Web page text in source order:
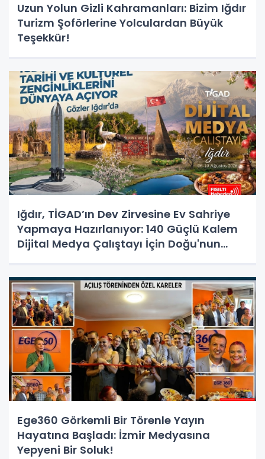
Uzun Yolun Gizli Kahramanları: Bizim Iğdır
Turizm Şoförlerine Yolculardan Büyük
Teşekkür!
Iğdır, TİGAD’ın Dev Zirvesine Ev Sahriye
Yapmaya Hazırlanıyor: 140 Güçlü Kalem
Dijital Medya Çalıştayı İçin Doğu'nun
Ege360 Görkemli Bir Törenle Yayın
Hayatına Başladı: İzmir Medyasına
Yepyeni Bir Soluk!